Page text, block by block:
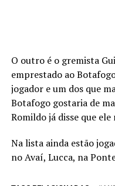
O outro é o gremista
emprestado ao
jogador e um dos que
Botafogo gostaria de
Romildo já disse que
Na lista ainda estão
no Avaí, Lucca, na